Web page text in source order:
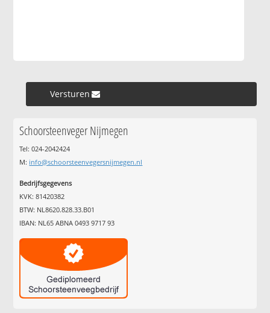
Versturen »
Schoorsteenveger Nijmegen
Tel: 024-2042424
M: info@schoorsteenvegersnijmegen.nl
Bedrijfsgegevens
KVK: 81420382
BTW: NL8620.828.33.B01
IBAN: NL65 ABNA 0493 9717 93